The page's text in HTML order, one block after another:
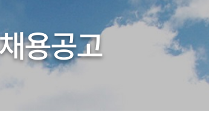
채용정보
용공고